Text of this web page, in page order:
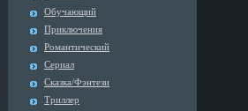
Обучающий
Приключения
Романтический
Сериал
Сказка/Фэнтези
Триллер